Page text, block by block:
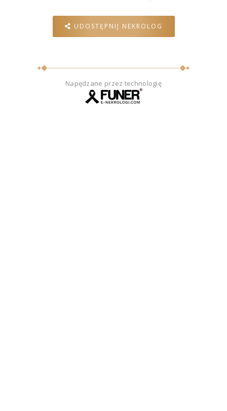
UDOSTĘPNIJ NEKROLOG
Napędzane przez technologię